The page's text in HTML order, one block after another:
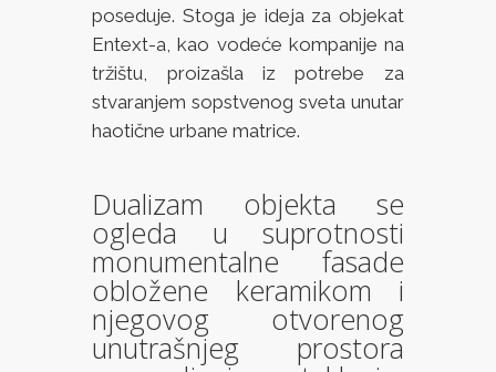
poseduje. Stoga je ideja za objekat
Entext-a, kao vodeće kompanije na
tržištu, proizašla iz potrebe za
stvaranjem sopstvenog sveta unutar
haotične urbane matrice.
Dualizam objekta se
ogleda u suprotnosti
monumentalne fasade
obložene keramikom i
njegovog otvorenog
unutrašnjeg prostora